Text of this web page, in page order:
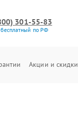
301-55-83
бесплатный по РФ
Акции и скидки